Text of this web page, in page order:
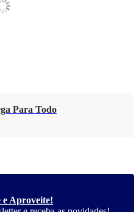
Para Todo
e Aproveite!